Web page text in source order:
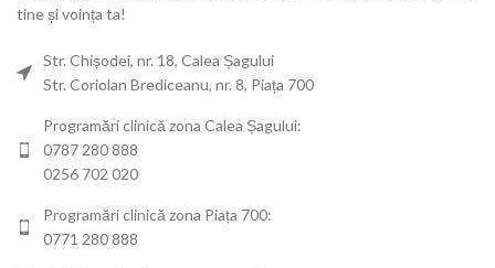
tine și voința ta!
Str. Chișodei, nr. 18, Calea Șagului
Str. Coriolan Brediceanu, nr. 8, Piața 700
Programări clinică zona Calea Șagului:
0787 280 888
0256 702 020
Programări clinică zona Piața 700:
0771 280 888